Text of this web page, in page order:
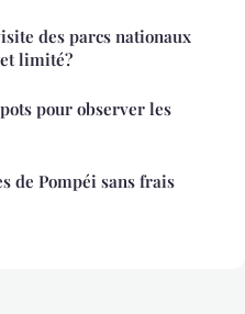
des parcs nationaux
limité?
pour observer les
de Pompéi sans frais